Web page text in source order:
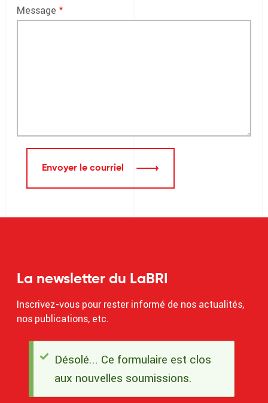
Message
Envoyer le courriel
La newsletter du LaBRI
Inscrivez-vous pour rester informé de nos actualités,
nos publications, etc.
Message
d'état
Désolé... Ce formulaire est clos
aux nouvelles soumissions.